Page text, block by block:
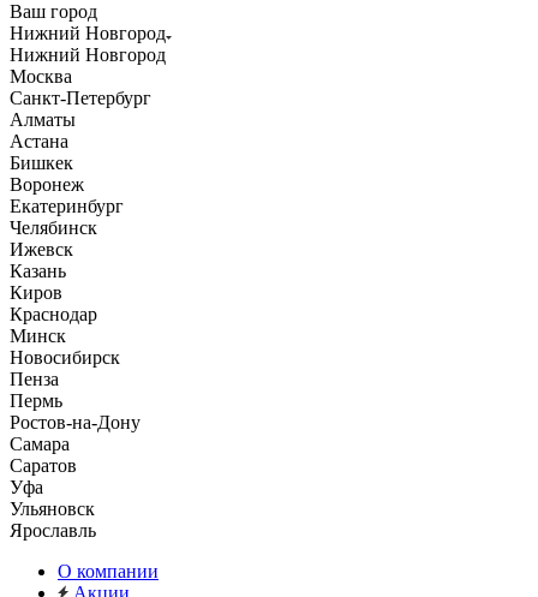
Ваш город
Нижний Новгород
Нижний Новгород
Москва
Санкт-Петербург
Алматы
Астана
Бишкек
Воронеж
Екатеринбург
Челябинск
Ижевск
Казань
Киров
Краснодар
Минск
Новосибирск
Пенза
Пермь
Ростов-на-Дону
Самара
Саратов
Уфа
Ульяновск
Ярославль
О компании
Акции